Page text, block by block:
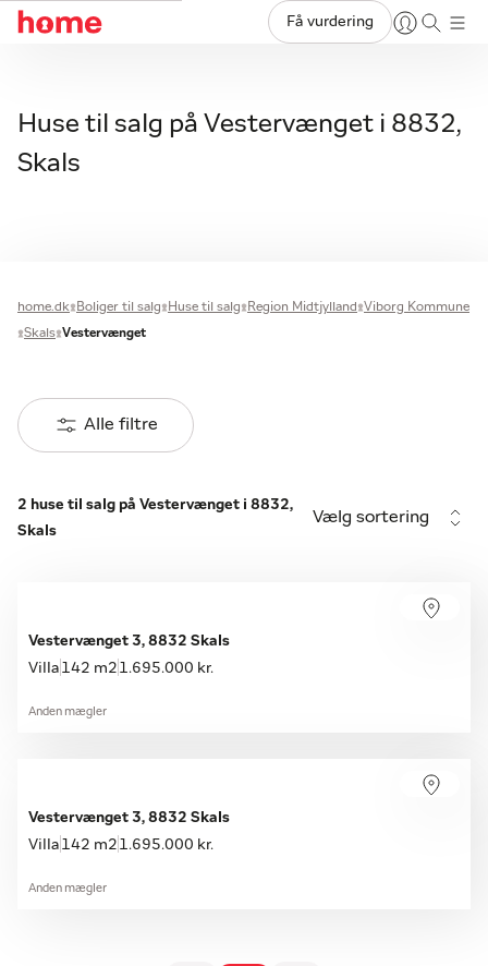
Få vurdering
Huse til salg på Vestervænget i 8832,
Skals
home.dk Boliger til salg Huse til salg Region Midtjylland Viborg Kommune
Skals Vestervænget
Alle filtre
2 huse til salg på Vestervænget i 8832,
Skals
Vælg sortering
Vestervænget 3, 8832 Skals
Villa 142 m2 1.695.000 kr.
Anden mægler
Vestervænget 3, 8832 Skals
Villa 142 m2 1.695.000 kr.
Anden mægler